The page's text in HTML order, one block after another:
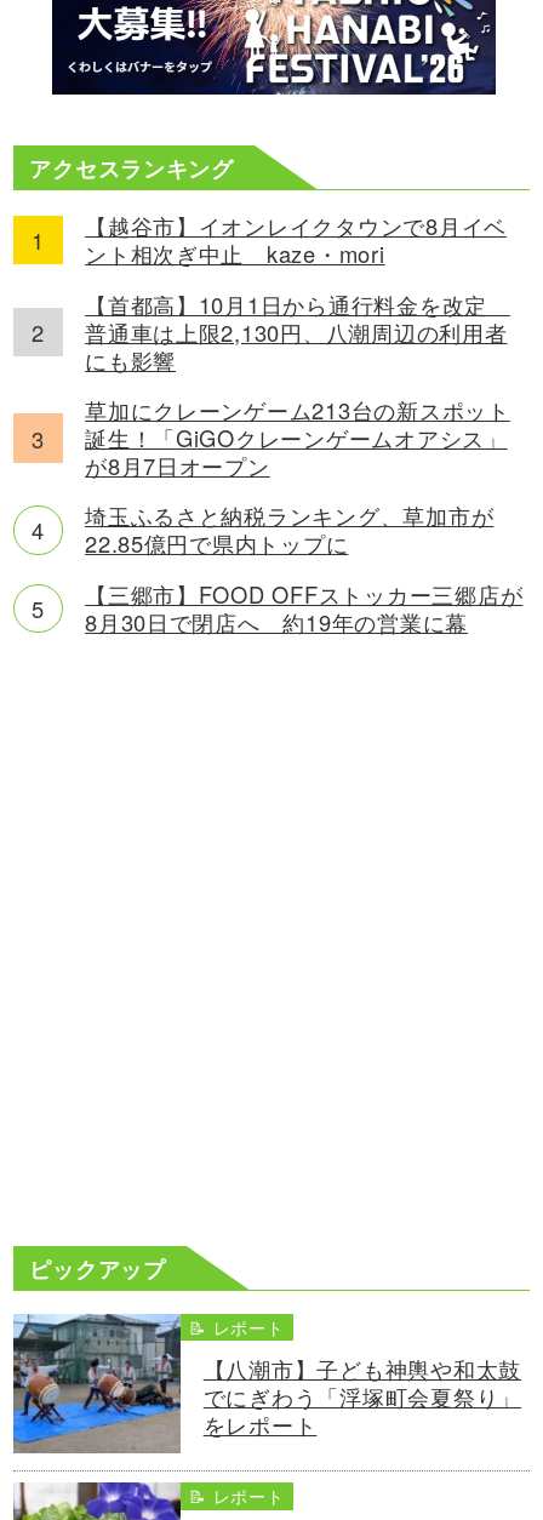
アクセスランキング
【越谷市】イオンレイクタウンで8月イベ
ント相次ぎ中止 kaze・mori
【首都高】10月1日から通行料金を改定
普通車は上限2,130円、八潮周辺の利用者
にも影響
草加にクレーンゲーム213台の新スポット
誕生！「GiGOクレーンゲームオアシス」
が8月7日オープン
埼玉ふるさと納税ランキング、草加市が
22.85億円で県内トップに
【三郷市】FOOD OFFストッカー三郷店が
8月30日で閉店へ 約19年の営業に幕
ピックアップ
📝 レポート
【八潮市】子ども神輿や和太鼓
でにぎわう「浮塚町会夏祭り」
をレポート
📝 レポート